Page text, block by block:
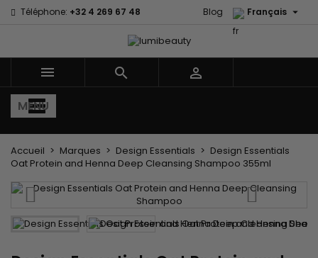
Téléphone: +32 4 269 67 48 Français 
Blog
  
MENU
Accueil Marques Design Essentials
Design Essentials
Oat Protein and Henna Deep Cleansing Shampoo 355ml
×
×
((label))
×
Vous devez être connecté pour ajouter des produits à
votre liste d'envies.